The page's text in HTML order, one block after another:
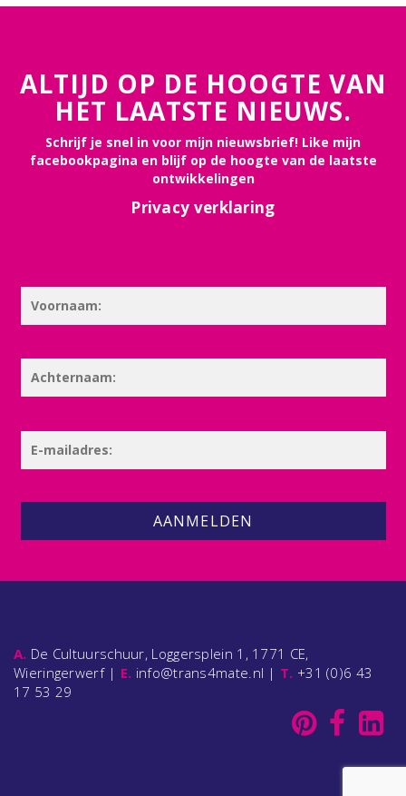
ALTIJD OP DE HOOGTE VAN
HET LAATSTE NIEUWS.
Schrijf je snel in voor mijn nieuwsbrief! Like mijn
facebookpagina en blijf op de hoogte van de laatste
ontwikkelingen
Privacy verklaring
AANMELDEN
A. De Cultuurschuur, Loggersplein 1, 1771 CE,
Wieringerwerf | E. info@trans4mate.nl | T. +31 (0)6 43
17 53 29